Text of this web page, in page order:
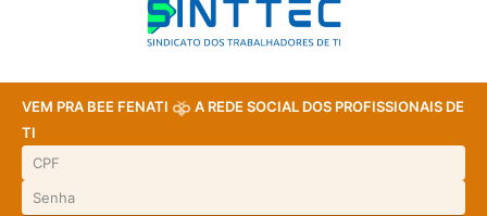
VEM PRA BEE FENATI
A REDE SOCIAL DOS PROFISSIONAIS DE
TI